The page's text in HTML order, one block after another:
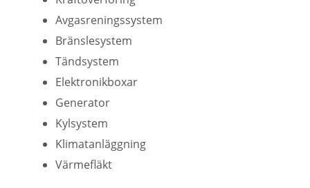
Avgasreningssystem
Bränslesystem
Tändsystem
Elektronikboxar
Generator
Kylsystem
Klimatanläggning
Värmefläkt